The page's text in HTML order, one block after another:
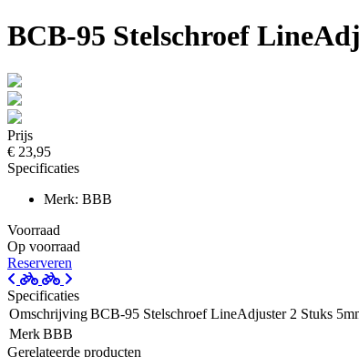
BCB-95 Stelschroef
Prijs
€ 23,95
Specificaties
Merk: BBB
Voorraad
Op voorraad
Reserveren
Specificaties
OmschrijvingBCB-95 Stelschroef LineAdjuster 2 Stuks
MerkBBB
Gerelateerde producten